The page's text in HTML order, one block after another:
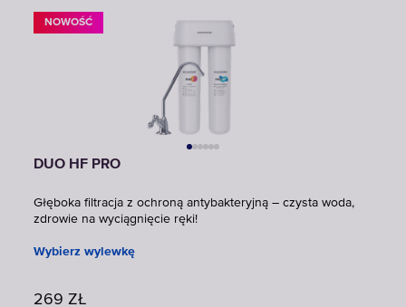
NOWOŚĆ
DUO HF PRO
Głęboka filtracja z ochroną antybakteryjną – czysta woda,
zdrowie na wyciągnięcie ręki!
Wybierz wylewkę
269 ZŁ